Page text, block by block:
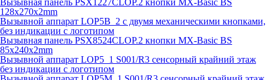
Вызывная панель PSX1227CLOP.2 кнопки MX-Basic BS
128х270х2mm
Вызывной аппарат LOP5B_2 с двумя механическими кнопками,
без индикации с логотипом
Вызывная панель PSX8524CLOP.2 кнопки MX-Basic BS
85х240х2mm
Вызывной аппарат LOP5_1 S001/R3 сенсорный крайний этаж
без индикации с логотипом